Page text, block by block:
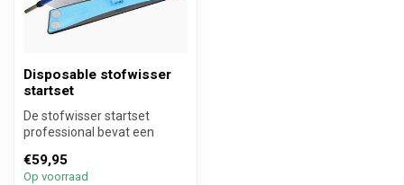
Disposable stofwisser
startset
De stofwisser startset
professional bevat een
steel, ...
€59,95
Op voorraad